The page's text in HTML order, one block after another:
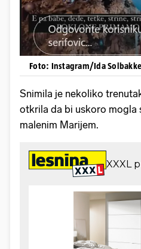
Foto: Instagram/Ida
Snimila je nekoliko
otkrila da bi uskoro mogla
malenim Marijem.